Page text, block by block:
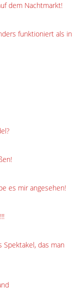
dem Nachtmarkt!
funktioniert als in
es mir angesehen!
Spektakel, das man